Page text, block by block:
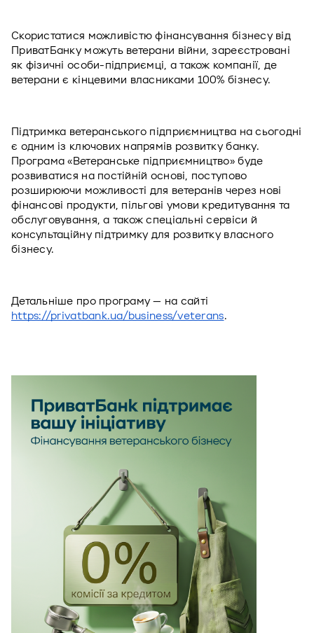
Скористатися можливістю фінансування бізнесу від
ПриватБанку можуть ветерани війни, зареєстровані
як фізичні особи-підприємці, а також компанії, де
ветерани є кінцевими власниками 100% бізнесу.
Підтримка ветеранського підприємництва на сьогодні
є одним із ключових напрямів розвитку банку.
Програма «Ветеранське підприємництво» буде
розвиватися на постійній основі, поступово
розширюючи можливості для ветеранів через нові
фінансові продукти, пільгові умови кредитування та
обслуговування, а також спеціальні сервіси й
консультаційну підтримку для розвитку власного
бізнесу.
https://privatbank.ua/business/veterans.